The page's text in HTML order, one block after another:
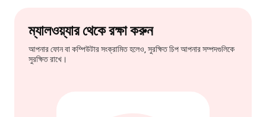
ম্যালওয়্যার থেকে রক্ষা করুন
আপনার ফোন বা কম্পিউটার সংক্রামিত হলেও, সুরক্ষিত চিপ আপনার সম্পদগুলিকে
সুরক্ষিত রাখে।